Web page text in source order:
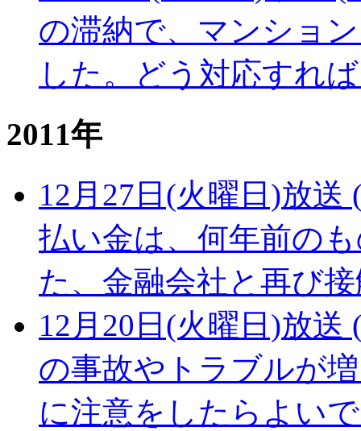
の滞納で、マンショ
した。どう対応すれ
2011年
12月27日(火曜日)放送
払い金は、何年前の
た、金融会社と再び
12月20日(火曜日)放送
の事故やトラブルが
に注意をしたらよい